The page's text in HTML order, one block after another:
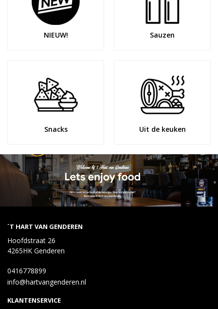
NIEUW! Sauzen
Snacks Uit de keuken
´T HART VAN GENDEREN
Hoofdstraat 26
4265HK Genderen
0416778899
info@hartvangenderen.nl
KLANTENSERVICE